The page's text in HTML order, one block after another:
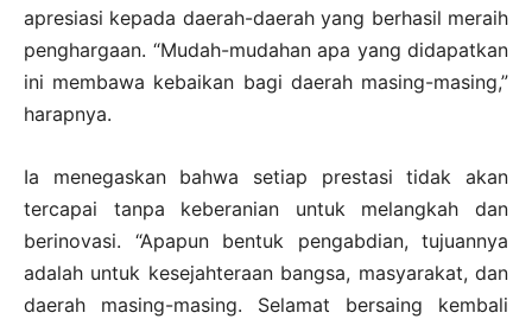
apresiasi kepada daerah-daerah yang berhasil meraih
penghargaan. “Mudah-mudahan apa yang didapatkan
ini membawa kebaikan bagi daerah masing-masing,”
harapnya.
Ia menegaskan bahwa setiap prestasi tidak akan
tercapai tanpa keberanian untuk melangkah dan
berinovasi. “Apapun bentuk pengabdian, tujuannya
adalah untuk kesejahteraan bangsa, masyarakat, dan
daerah masing-masing. Selamat bersaing kembali